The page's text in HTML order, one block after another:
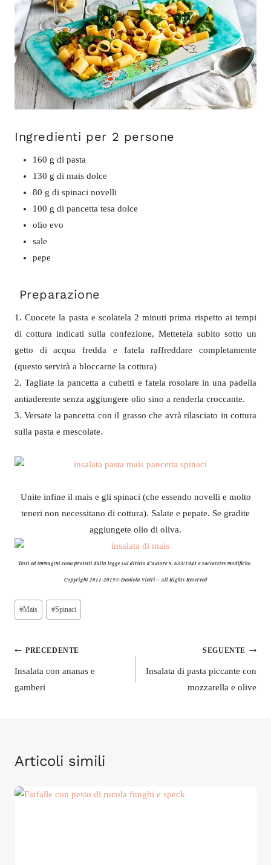
Ingredienti per 2 persone
160 g di pasta
130 g di mais dolce
80 g di spinaci novelli
100 g di pancetta tesa dolce
olio evo
sale
pepe
Preparazione
1. Cuocete la pasta e scolatela 2 minuti prima rispetto ai tempi
di cottura indicati sulla confezione, Mettetela subito sotto un
getto di acqua fredda e fatela raffreddare completamente
(questo servirà a bloccarne la cottura)
2. Tagliate la pancetta a cubetti e fatela rosolare in una padella
antiaderente senza aggiungere olio sino a renderla croccante.
3. Versate la pancetta con il grasso che avrà rilasciato in cottura
sulla pasta e mescolate.
Unite infine il mais e gli spinaci (che essendo novelli e molto
teneri non necessitano di cottura). Salate e pepate. Se gradite
aggiungete olio di oliva.
Testi ed immagini sono protetti dalla legge sul diritto d’autore n. 633/1941 e successive modifiche.
Copyright 2011-2015© Daniela Vietri – All Rights Reserved
Tag
articolo:
#Mais #Spinaci
Navigazione
articoli
PRECEDENTE
Insalata con ananas e
gamberi
SEGUENTE
Insalata di pasta piccante con
mozzarella e olive
Articoli simili